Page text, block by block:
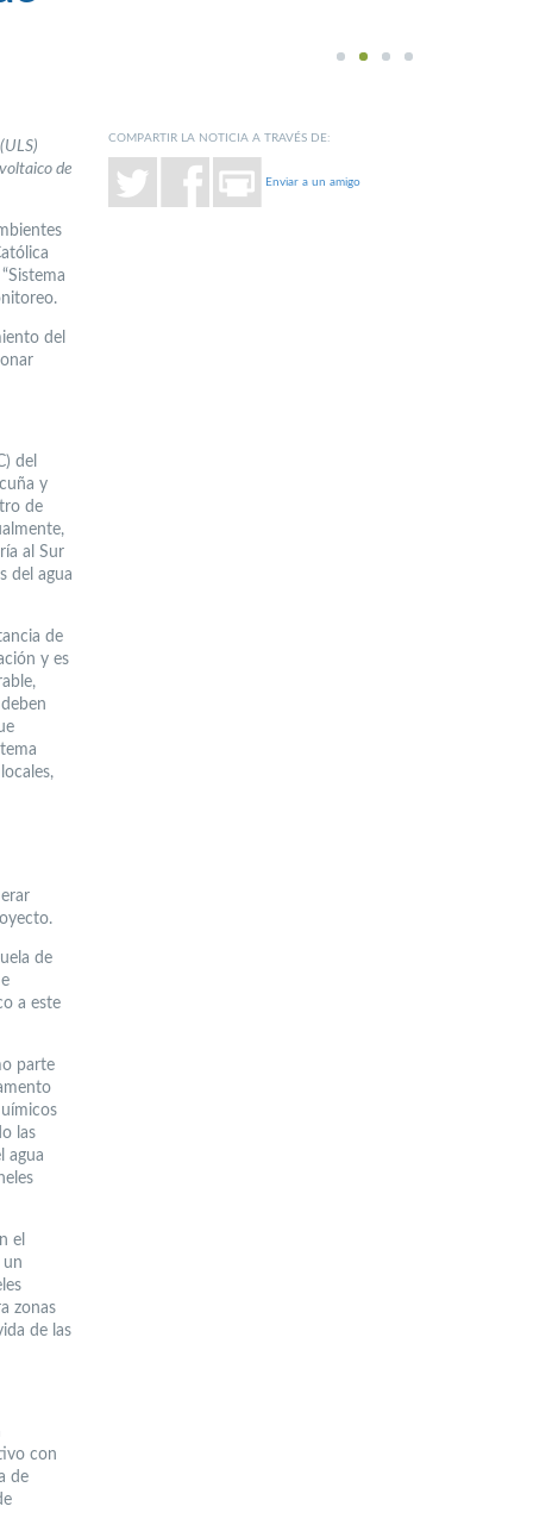
1 2 3 4
de
del
del
y
de
al Sur
del agua
de
y es
de
a este
parte
las
agua
el
un
zonas
de las
con
de
COMPARTIR LA NOTICIA A TRAVÉS DE:
Enviar a un amigo